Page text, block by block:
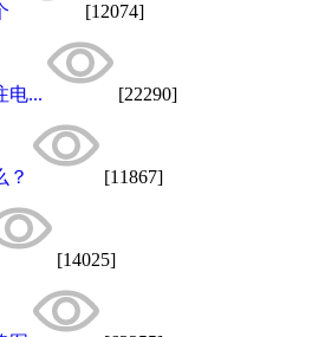
[12074]
电... [22290]
？ [11867]
[14025]